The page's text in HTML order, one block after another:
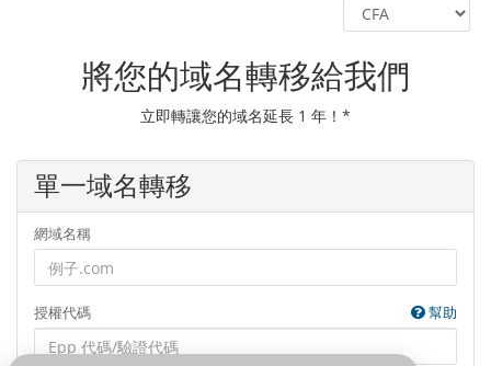
將您的域名轉移給我們
立即轉讓您的域名延長 1 年！*
單一域名轉移
網域名稱
授權代碼 幫助